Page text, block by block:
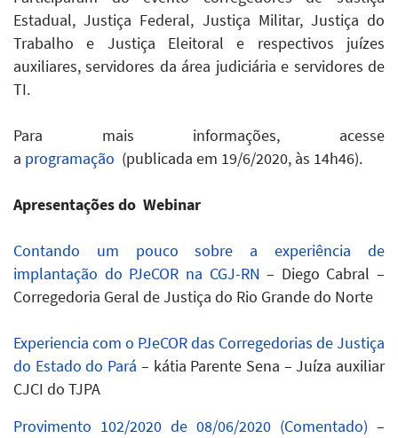
Estadual, Justiça Federal, Justiça Militar, Justiça do
Trabalho e Justiça Eleitoral e respectivos juízes
auxiliares, servidores da área judiciária e servidores de
TI.
Para mais informações, acesse
a programação (publicada em 19/6/2020, às 14h46).
Apresentações do Webinar
Contando um pouco sobre a experiência de
implantação do PJeCOR na CGJ-RN – Diego Cabral –
Corregedoria Geral de Justiça do Rio Grande do Norte
Experiencia com o PJeCOR das Corregedorias de Justiça
do Estado do Pará – kátia Parente Sena – Juíza auxiliar
CJCI do TJPA
Provimento 102/2020 de 08/06/2020 (Comentado) –